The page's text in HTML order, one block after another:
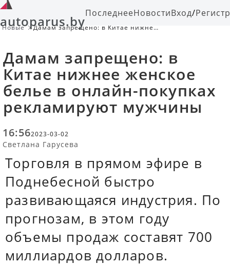
autoparus.byПоследнееНовостиВход/
Новые
Дамам запрещено: в Китае нижнее
Дамам запрещено: в
Китае нижнее женское
белье в онлайн-покупках
рекламируют мужчины
16:562023-03-02
Светлана Гарусева
Торговля в прямом эфире в
Поднебесной быстро
развивающаяся индустрия. По
прогнозам, в этом году
объемы продаж составят 700
миллиардов долларов.